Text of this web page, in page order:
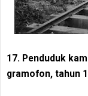
17. Penduduk
gramofon, tahun